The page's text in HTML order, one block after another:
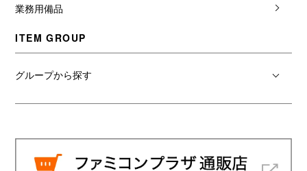
業務用備品
ITEM GROUP
グループから探す